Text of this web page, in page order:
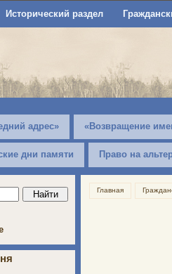
Исторический раздел
адрес» «Возвращение
дни памяти Право на
Главная